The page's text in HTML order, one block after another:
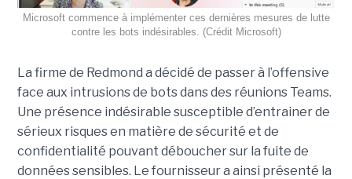
Microsoft commence à implémenter ces dernières mesures de lutte
contre les bots indésirables. (Crédit Microsoft)
La firme de Redmond a décidé de passer à l’offensive
face aux intrusions de bots dans des réunions Teams.
Une présence indésirable susceptible d’entrainer de
sérieux risques en matière de sécurité et de
confidentialité pouvant déboucher sur la fuite de
données sensibles. Le fournisseur a ainsi présenté la